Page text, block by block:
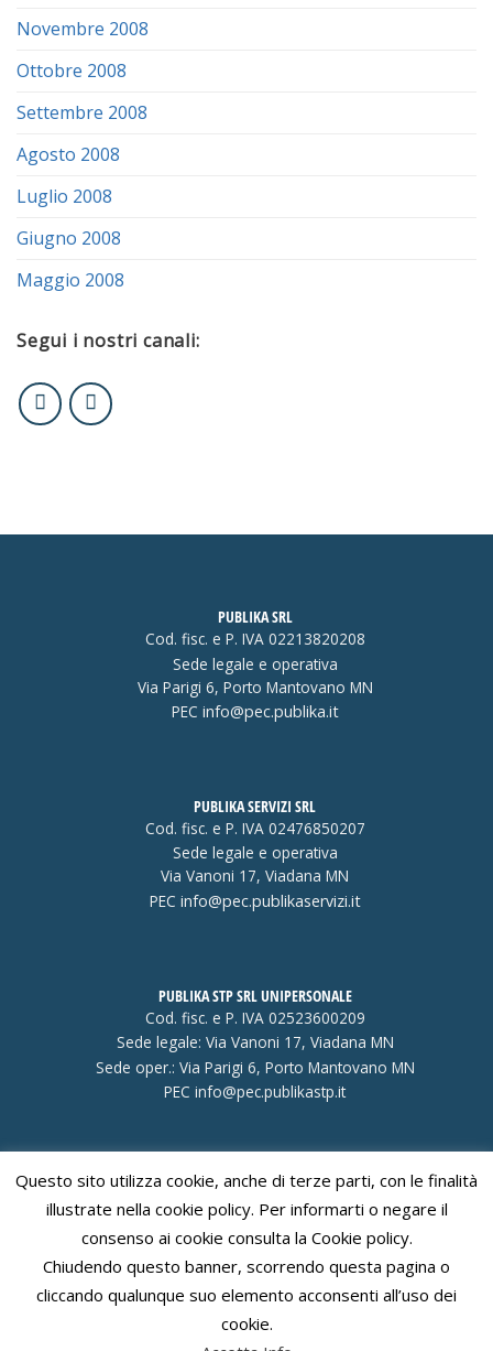
Novembre 2008
Ottobre 2008
Settembre 2008
Agosto 2008
Luglio 2008
Giugno 2008
Maggio 2008
Segui i nostri canali:
PUBLIKA SRL
Cod. fisc. e P. IVA 02213820208
Sede legale e operativa
Via Parigi 6, Porto Mantovano MN
PEC info@pec.publika.it
PUBLIKA SERVIZI SRL
Cod. fisc. e P. IVA 02476850207
Sede legale e operativa
Via Vanoni 17, Viadana MN
PEC info@pec.publikaservizi.it
PUBLIKA STP SRL UNIPERSONALE
Cod. fisc. e P. IVA 02523600209
Sede legale: Via Vanoni 17, Viadana MN
Sede oper.: Via Parigi 6, Porto Mantovano MN
PEC info@pec.publikastp.it
Visa PayPal Stripe MasterCardCash
Delivery
Copyright 2026 ©Publika s.r.l.C.F. e P. IVA 02213820208
Codice etico
Questo sito utilizza cookie, anche di terze parti, con le finalità
illustrate nella cookie policy. Per informarti o negare il
consenso ai cookie consulta la Cookie policy.
Chiudendo questo banner, scorrendo questa pagina o
cliccando qualunque suo elemento acconsenti all’uso dei
cookie.